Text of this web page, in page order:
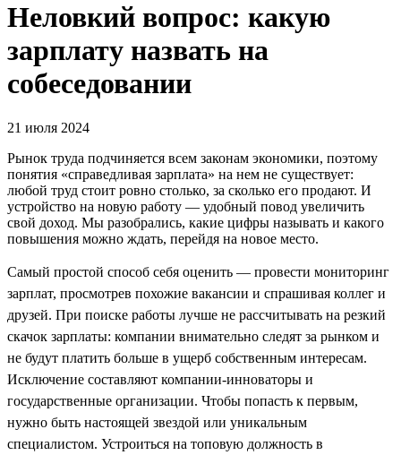
Неловкий вопрос: какую
зарплату назвать на
собеседовании
21 июля 2024
Рынок труда подчиняется всем законам экономики, поэтому
понятия «справедливая зарплата» на нем не существует:
любой труд стоит ровно столько, за сколько его продают. И
устройство на новую работу — удобный повод увеличить
свой доход. Мы разобрались, какие цифры называть и какого
повышения можно ждать, перейдя на новое место.
Самый простой способ себя оценить — провести мониторинг
зарплат, просмотрев похожие вакансии и спрашивая коллег и
друзей. При поиске работы лучше не рассчитывать на резкий
скачок зарплаты: компании внимательно следят за рынком и
не будут платить больше в ущерб собственным интересам.
Исключение составляют компании-инноваторы и
государственные организации. Чтобы попасть к первым,
нужно быть настоящей звездой или уникальным
специалистом. Устроиться на топовую должность в